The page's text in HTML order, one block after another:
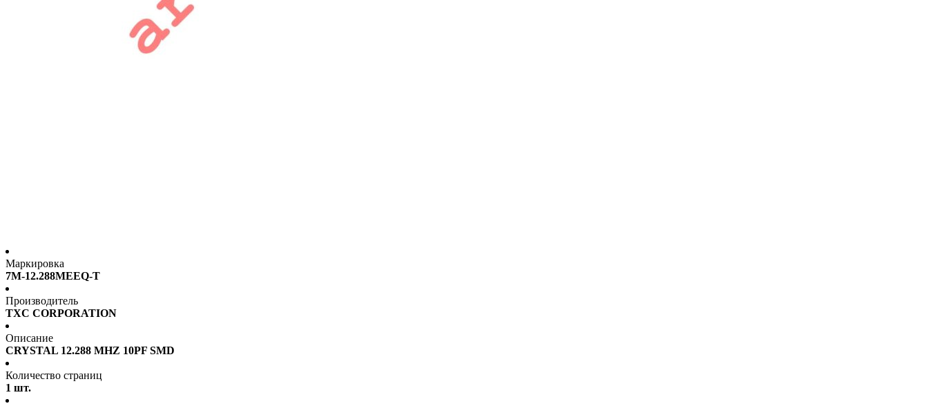
Маркировка
7M-12.288MEEQ-T
Производитель
TXC CORPORATION
Описание
CRYSTAL 12.288 MHZ 10PF SMD
Количество страниц
1 шт.